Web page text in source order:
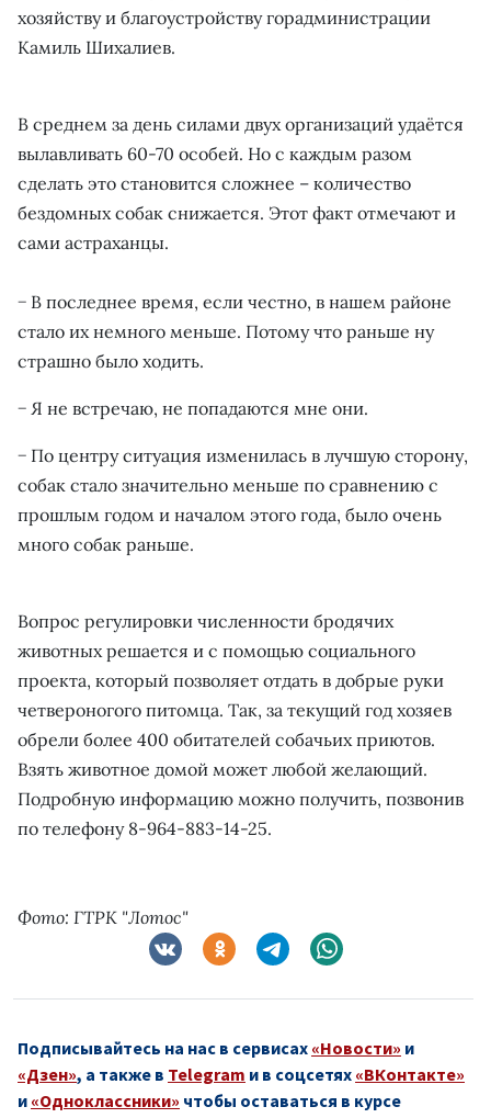
хозяйству и благоустройству горадминистрации
Камиль Шихалиев.
В среднем за день силами двух организаций удаётся
вылавливать 60-70 особей. Но с каждым разом
сделать это становится сложнее – количество
бездомных собак снижается. Этот факт отмечают и
сами астраханцы.
− В последнее время, если честно, в нашем районе
стало их немного меньше. Потому что раньше ну
страшно было ходить.
− Я не встречаю, не попадаются мне они.
− По центру ситуация изменилась в лучшую сторону,
собак стало значительно меньше по сравнению с
прошлым годом и началом этого года, было очень
много собак раньше.
Вопрос регулировки численности бродячих
животных решается и с помощью социального
проекта, который позволяет отдать в добрые руки
четвероногого питомца. Так, за текущий год хозяев
обрели более 400 обитателей собачьих приютов.
Взять животное домой может любой желающий.
Подробную информацию можно получить, позвонив
по телефону 8-964-883-14-25.
Фото: ГТРК "Лотос"
Подписывайтесь на нас в сервисах «Новости» и
«Дзен», а также в Telegram и в соцсетях «ВКонтакте»
и «Одноклассники» чтобы оставаться в курсе